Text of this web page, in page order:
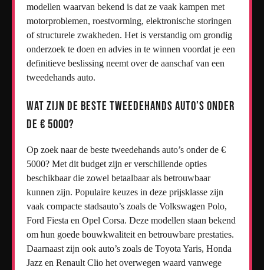
modellen waarvan bekend is dat ze vaak kampen met
motorproblemen, roestvorming, elektronische storingen
of structurele zwakheden. Het is verstandig om grondig
onderzoek te doen en advies in te winnen voordat je een
definitieve beslissing neemt over de aanschaf van een
tweedehands auto.
Wat zijn de beste tweedehands auto’s onder
de € 5000?
Op zoek naar de beste tweedehands auto’s onder de €
5000? Met dit budget zijn er verschillende opties
beschikbaar die zowel betaalbaar als betrouwbaar
kunnen zijn. Populaire keuzes in deze prijsklasse zijn
vaak compacte stadsauto’s zoals de Volkswagen Polo,
Ford Fiesta en Opel Corsa. Deze modellen staan bekend
om hun goede bouwkwaliteit en betrouwbare prestaties.
Daarnaast zijn ook auto’s zoals de Toyota Yaris, Honda
Jazz en Renault Clio het overwegen waard vanwege